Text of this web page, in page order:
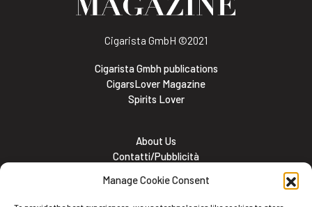
Manage Cookie Consent
Cigarista GmbH ©2021
Cigarista Gmbh publications
CigarsLover Magazine
Spirits Lover
About Us
Contatti/Pubblicità
Meet the team
Lavora con noi